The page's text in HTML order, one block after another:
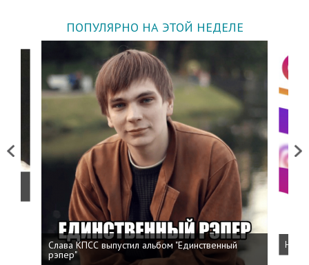
ПОПУЛЯРНО НА ЭТОЙ НЕДЕЛЕ
Previous
Слава КПСС выпустил альбом "Единственный
рэпер"
Next